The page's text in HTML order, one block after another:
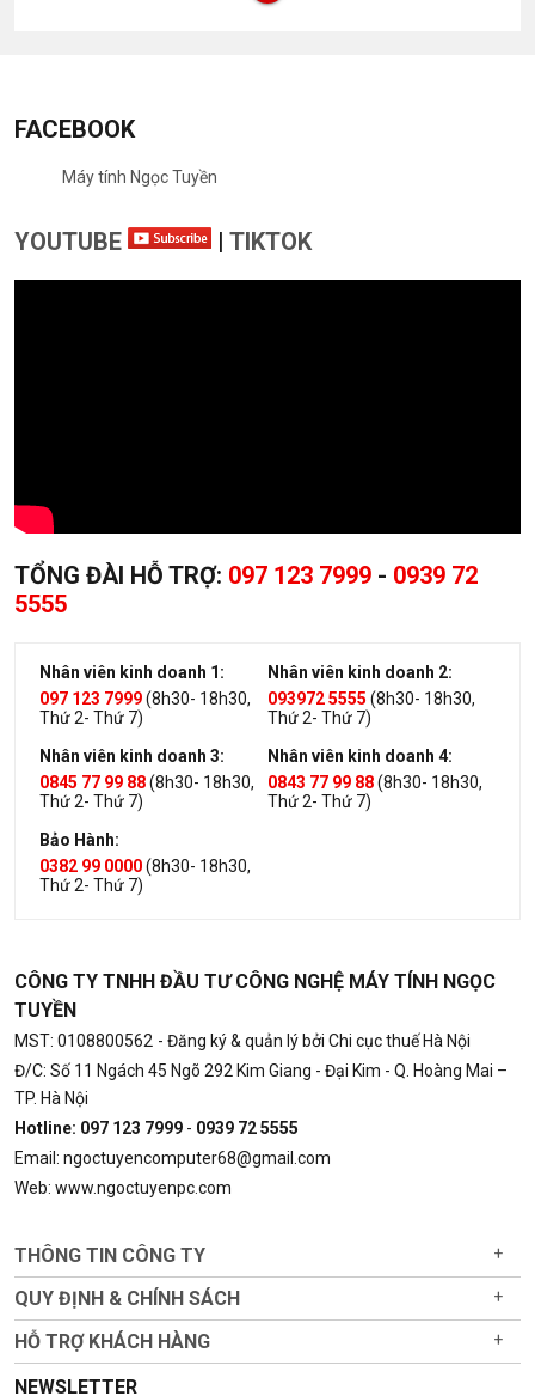
FACEBOOK
Máy tính Ngọc Tuyền
YOUTUBE | TIKTOK
TỔNG ĐÀI HỖ TRỢ: 097 123 7999 - 0939 72
5555
Nhân viên kinh doanh 1:
097 123 7999(8h30- 18h30,
Thứ 2- Thứ 7)
Nhân viên kinh doanh 2:
093972 5555 (8h30- 18h30,
Thứ 2- Thứ 7)
Nhân viên kinh doanh 3:
0845 77 99 88(8h30- 18h30,
Thứ 2- Thứ 7)
Nhân viên kinh doanh 4:
0843 77 99 88(8h30- 18h30,
Thứ 2- Thứ 7)
Bảo Hành:
0382 99 0000(8h30- 18h30,
Thứ 2- Thứ 7)
CÔNG TY TNHH ĐẦU TƯ CÔNG NGHỆ MÁY TÍNH NGỌC
TUYỀN
MST: 0108800562 - Đăng ký & quản lý bởi Chi cục thuế Hà Nội
Đ/C: Số 11 Ngách 45 Ngõ 292 Kim Giang - Đại Kim - Q. Hoàng Mai –
TP. Hà Nội
Hotline: 097 123 7999 - 0939 72 5555
Email: ngoctuyencomputer68@gmail.com
Web: www.ngoctuyenpc.com
THÔNG TIN CÔNG TY +
QUY ĐỊNH & CHÍNH SÁCH +
HỖ TRỢ KHÁCH HÀNG +
NEWSLETTER